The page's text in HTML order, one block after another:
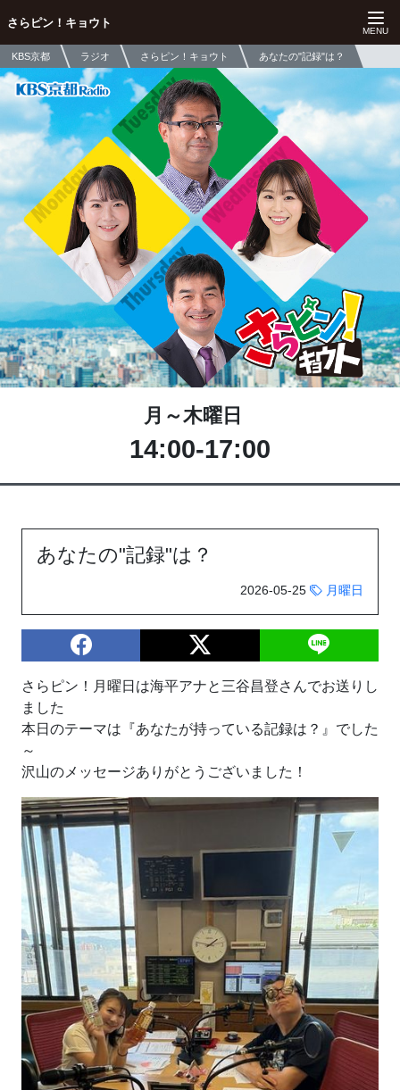
さらピン！キョウト
KBS京都 ラジオ さらピン！キョウト あなたの"記録"は？
月～木曜日
14:00-17:00
あなたの"記録"は？
2026-05-25 月曜日
さらピン！月曜日は海平アナと三谷昌登さんでお送りし
ました
本日のテーマは『あなたが持っている記録は？』でした
～
沢山のメッセージありがとうございました！